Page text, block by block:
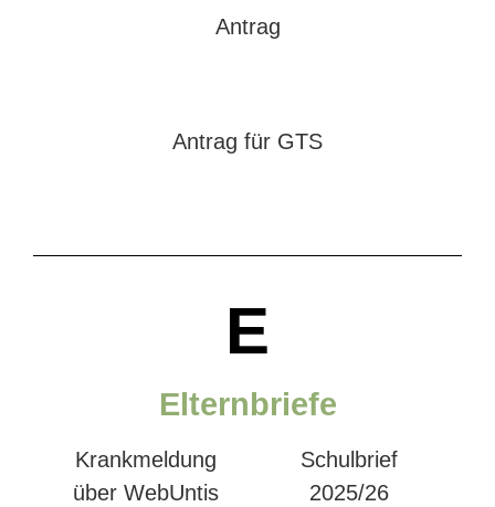
Antrag
Antrag für GTS
E
Elternbriefe
Krankmeldung
über WebUntis
Schulbrief
2025/26